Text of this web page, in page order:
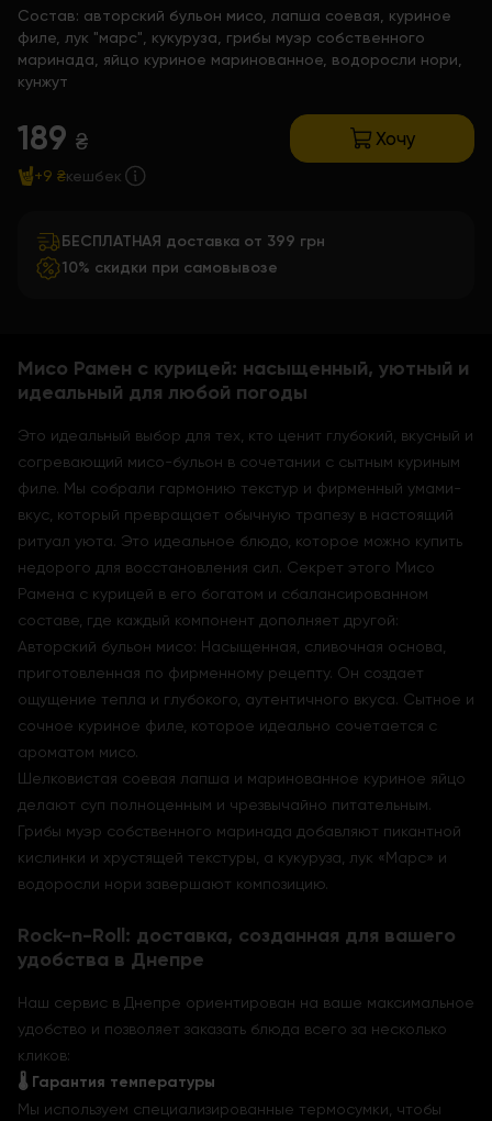
Состав: авторский бульон мисо, лапша соевая, куриное
филе, лук "марс", кукуруза, грибы муэр собственного
маринада, яйцо куриное маринованное, водоросли нори,
кунжут
189 ₴ Хочу
+9 ₴кешбек
БЕСПЛАТНАЯ доставка от 399 грн
10% скидки при самовывозе
Мисо Рамен с курицей: насыщенный, уютный и
идеальный для любой погоды
Это идеальный выбор для тех, кто ценит глубокий, вкусный и
согревающий мисо-бульон в сочетании с сытным куриным
филе. Мы собрали гармонию текстур и фирменный умами-
вкус, который превращает обычную трапезу в настоящий
ритуал уюта. Это идеальное блюдо, которое можно купить
недорого для восстановления сил. Секрет этого Мисо
Рамена с курицей в его богатом и сбалансированном
составе, где каждый компонент дополняет другой:
Авторский бульон мисо: Насыщенная, сливочная основа,
приготовленная по фирменному рецепту. Он создает
ощущение тепла и глубокого, аутентичного вкуса. Сытное и
сочное куриное филе, которое идеально сочетается с
ароматом мисо.
Шелковистая соевая лапша и маринованное куриное яйцо
делают суп полноценным и чрезвычайно питательным.
Грибы муэр собственного маринада добавляют пикантной
кислинки и хрустящей текстуры, а кукуруза, лук «Марс» и
водоросли нори завершают композицию.
Rock-n-Roll: доставка, созданная для вашего
удобства в Днепре
Наш сервис в Днепре ориентирован на ваше максимальное
удобство и позволяет заказать блюда всего за несколько
кликов:
🌡️ Гарантия температуры
Мы используем специализированные термосумки, чтобы